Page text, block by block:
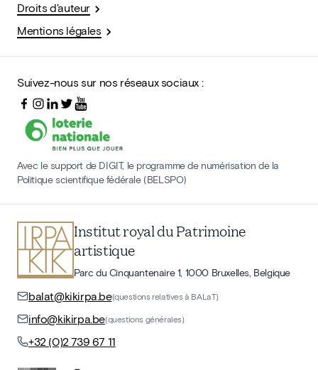
Droits d'auteur
Mentions légales
Suivez-nous sur nos réseaux sociaux :
Avec le support de DIGIT, le programme de numérisation de la
Politique scientifique fédérale (BELSPO)
Institut royal du Patrimoine
artistique
Parc du Cinquantenaire 1, 1000 Bruxelles, Belgique
balat@kikirpa.be(questions relatives à BALaT)
info@kikirpa.be(questions générales)
+32 (0)2 739 67 11